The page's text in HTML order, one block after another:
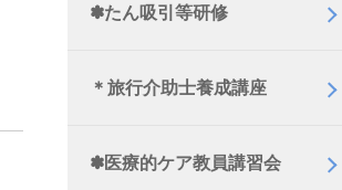
✽たん吸引等研修
＊旅行介助士養成講座
✽医療的ケア教員講習会